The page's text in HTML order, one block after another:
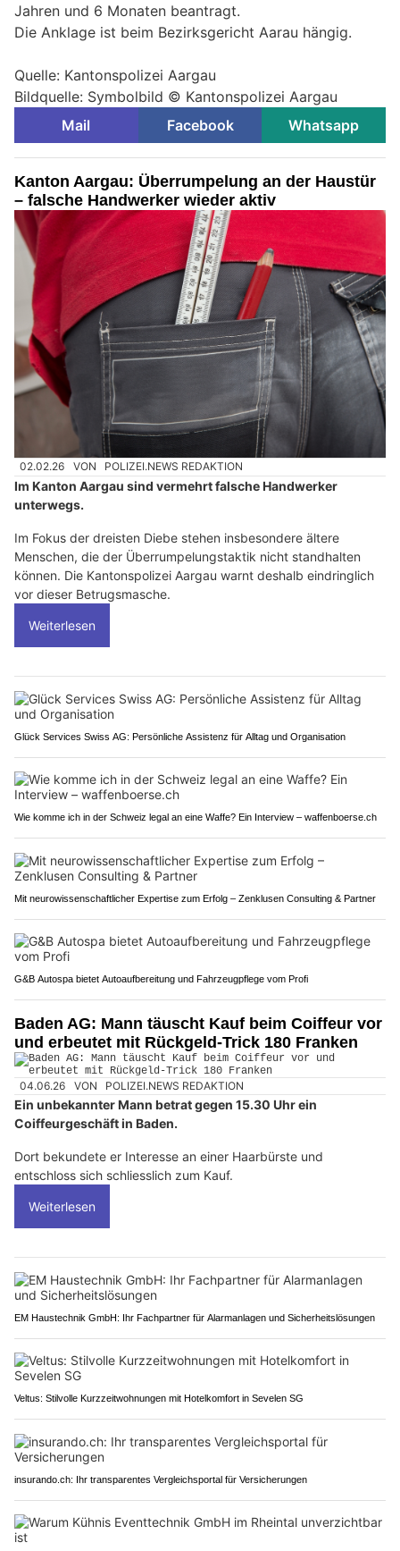
Jahren und 6 Monaten beantragt.
Die Anklage ist beim Bezirksgericht Aarau hängig.
Quelle: Kantonspolizei Aargau
Bildquelle: Symbolbild © Kantonspolizei Aargau
Mail
Facebook Whatsapp
Kanton Aargau: Überrumpelung an der Haustür
– falsche Handwerker wieder aktiv
02.02.26 VON POLIZEI.NEWS REDAKTION
Im Kanton Aargau sind vermehrt falsche Handwerker
unterwegs.
Im Fokus der dreisten Diebe stehen insbesondere ältere
Menschen, die der Überrumpelungstaktik nicht standhalten
können. Die Kantonspolizei Aargau warnt deshalb eindringlich
vor dieser Betrugsmasche.
Weiterlesen
Glück Services Swiss AG: Persönliche Assistenz für Alltag und Organisation
Wie komme ich in der Schweiz legal an eine Waffe? Ein Interview – waffenboerse.ch
Mit neurowissenschaftlicher Expertise zum Erfolg – Zenklusen Consulting & Partner
G&B Autospa bietet Autoaufbereitung und Fahrzeugpflege vom Profi
Baden AG: Mann täuscht Kauf beim Coiffeur vor
und erbeutet mit Rückgeld-Trick 180 Franken
04.06.26 VON POLIZEI.NEWS REDAKTION
Ein unbekannter Mann betrat gegen 15.30 Uhr ein
Coiffeurgeschäft in Baden.
Dort bekundete er Interesse an einer Haarbürste und
entschloss sich schliesslich zum Kauf.
Weiterlesen
EM Haustechnik GmbH: Ihr Fachpartner für Alarmanlagen und Sicherheitslösungen
Veltus: Stilvolle Kurzzeitwohnungen mit Hotelkomfort in Sevelen SG
insurando.ch: Ihr transparentes Vergleichsportal für Versicherungen